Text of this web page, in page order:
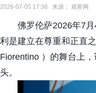
2026-07-05 17:38 来源： 观察网
佛罗伦萨2026年7
利是建立在尊重和正直
Fiorentino ）的舞台上
头。